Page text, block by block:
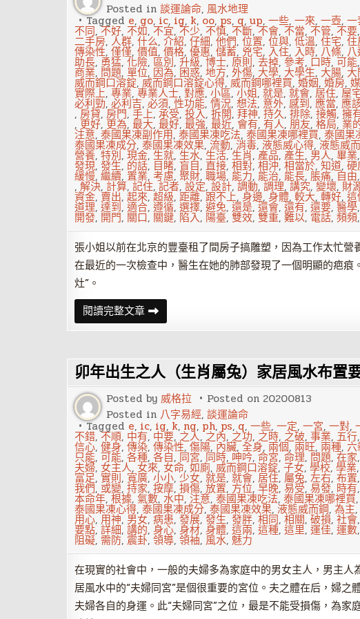
性
嗎？
Posted in 談運論命, 風水地理
Tagged e, go, ic, ig, k, oo, ps, q, up, 一些, 一來, 一壺,
不同,不好, 不如, 不宜, 不少, 不慎, 不斷,不會, 不當,不管, 不要,
二手房, 人群, 什么, 介紹, 仔細, 他們, 位置, 位與, 低溫, 住宅,
傳染性, 僅僅, 價值, 價格, 優惠, 儲蓄, 兇宅, 入住, 入時, 八條,
助長, 勇猛,化險,區別,升級,博士,原則,去掉, 參考, 口時,可能
商業, 問題, 單位, 因為, 困惑, 地方, 外傷, 大學, 大學生,大腸,
威而鋼口溶錠,威而鋼口溶錠心得,威而鋼哪裡買, 婚姻,婚房,
實際上, 專業,專業人士,對應,小區,小姐,就是, 就會,居住,屋
必利勁, 必利吉,必須, 性功能, 情況, 想法, 意外, 感到, 應當, 應
,房貸,房門,手上,承受, 投入, 拆開, 拜神, 持久,排除,接觸,擁
, 更好, 更為, 最大, 最好, 最強, 最近, 會有, 有人, 朋友, 格局, 業
注意,泰國果凍副作用,泰國果凍吃法,泰國果凍哪裡買,泰國
泰國果凍成分,泰國果凍效果, 流動, 消毒, 液態威心得,液態威
營養,特別,現金,生就,生水,生活,生肖,產品,產生,男人,畢業
發現, 發生, 的話, 目睹, 盲目, 直接, 相對, 相沖, 相當於,知道,
緩慢, 繼續, 置業, 考慮, 聚財, 職場, 能力, 能治, 能長,脹痛,自由
,解決, 計算, 記住,記者,設定,設計,調動,調理,講究,變壞,財
資金,賣出,起來, 超級,距離,跟不上,身邊,身體,較大,轉好,這
道理, 達到, 適合, 遵循, 選擇, 避免, 還是,還會,還有, 還要,醫學
開發, 開門, 關口, 關鍵, 陷入, 陽臺, 雙效, 雙重, 難以, 電話, 頻頻,
張小姐以前在北京的豐臺租了間房子搞雕塑，因為工作太忙
在最近的一次檢查中，醫生在她的肺部發現了一個明顯的疤
灶”。
閱讀完整文章買
房
租
有
風
水
講
究
卯年出生之人（生肖屬兔）家居風水布置
Posted by 威格拉 Posted on 20200813
Posted in 八字易經, 談運論命
Tagged e, ic, ig, k, ng, ph, ps, q, 一些, 一定, 一宮, 一對,
不錯,不順, 中有,中要,之人,之內, 之功, 之時, 之破, 事業, 五行,
信心, 健身, 傳染, 傳染性,傷陽,內臟,全身,兩個,兩旺, 兩種,
只能, 可能, 各種, 各自, 同宮,同時,呻吟,命宮,命理, 問題,在家
夫婦, 女主人,女來,女命,如廁,威而鋼口溶錠, 子女, 學校, 學業,
富足, 實則, 寬廣,小小, 少女,就是,就會,居住, 屬兔, 左右, 布置,
我們, 或變, 持家, 按摩, 損傷, 放置, 方位, 早晚, 易受, 易發, 時有,
本命年,根據,氣數,水中,注意,泰國果凍吃法, 泰國果凍哪裡買,
泰國果凍心得,泰國果凍成分,泰國果凍效果,液態威而鋼,為主,
用心,用神, 男女,病患,發展,發生,發胖,相同,相關,破損,社會
要點, 詳細, 講的, 身心, 身材, 身體, 這兩, 這種, 這里, 運佳, 運數,
阻礙, 需防, 震卦, 領導, 領袖, 風水, 魅力
在現實的社會中，一般的夫婦多為家庭中的男女主人，男主
居風水中的“夫婦同宮”是個很重要的宮位。夫之體在后，婦
夫婦各自的身運。此“夫婦同宮”之位，最是不能受損傷，為